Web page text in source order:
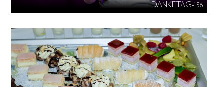
DANKETAG-156